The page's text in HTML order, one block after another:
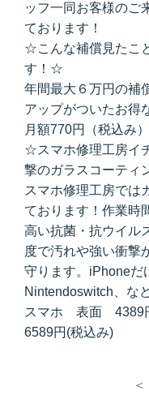
ッフ一同お客様のご
ております！
☆こんな補償見たこ
す！☆
年間最大６万円の補
アップがついたお得
月額770円（税込み
☆スマホ修理工房イ
撃のガラスコーティ
スマホ修理工房では
ております！作業時
高い抗菌・抗ウイル
度で汚れや強い衝撃
守ります。iPhoneだ
Nintendoswitch、な
スマホ 表面 4389
6589円(税込み)